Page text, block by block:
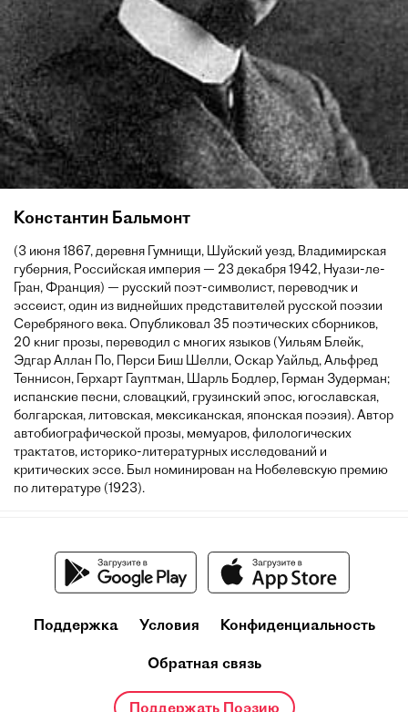
Константин Бальмонт
(3 июня 1867, деревня Гумнищи, Шуйский уезд, Владимирская
губерния, Российская империя — 23 декабря 1942, Нуази-ле-
Гран, Франция) — русский поэт-символист, переводчик и
эссеист, один из виднейших представителей русской поэзии
Серебряного века. Опубликовал 35 поэтических сборников,
20 книг прозы, переводил с многих языков (Уильям Блейк,
Эдгар Аллан По, Перси Биш Шелли, Оскар Уайльд, Альфред
Теннисон, Герхарт Гауптман, Шарль Бодлер, Герман Зудерман;
испанские песни, словацкий, грузинский эпос, югославская,
болгарская, литовская, мексиканская, японская поэзия). Автор
автобиографической прозы, мемуаров, филологических
трактатов, историко-литературных исследований и
критических эссе. Был номинирован на Нобелевскую премию
по литературе (1923).
Поддержка Условия Конфиденциальность
Обратная связь
Поддержать Поэзию